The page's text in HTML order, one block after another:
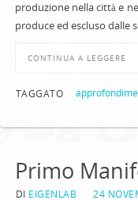
produzione nella città e
produce ed escluso dalle
CONTINUA A LEGGERE
TAGGATO
Primo
DI EIGENLAB
24